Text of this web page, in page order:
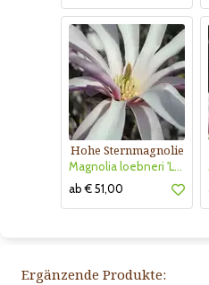
Hohe Sternmagnolie
Magnolia loebneri 'Leonard Messel'
ab € 51,00
Ergänzende Produkte: